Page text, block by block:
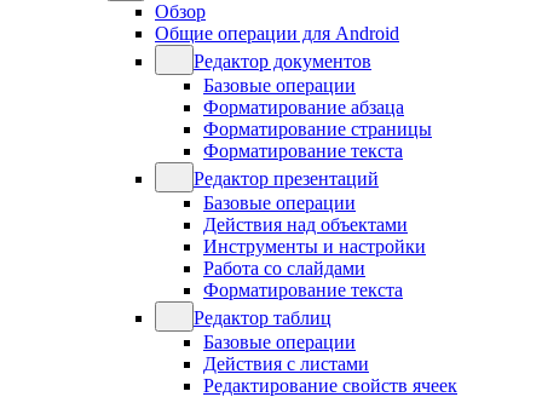
Обзор
Общие операции для Android
Редактор документов
Базовые операции
Форматирование абзаца
Форматирование страницы
Форматирование текста
Редактор презентаций
Базовые операции
Действия над объектами
Инструменты и настройки
Работа со слайдами
Форматирование текста
Редактор таблиц
Базовые операции
Действия с листами
Редактирование свойств ячеек